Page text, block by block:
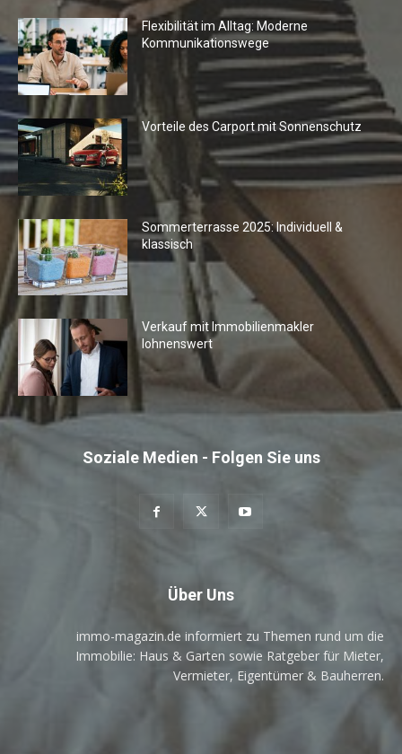
Flexibilität im Alltag: Moderne
Kommunikationswege
Vorteile des Carport mit Sonnenschutz
Sommerterrasse 2025: Individuell &
klassisch
Verkauf mit Immobilienmakler
lohnenswert
Soziale Medien - Folgen Sie uns
Über Uns
immo-magazin.de informiert zu Themen rund um die
Immobilie: Haus & Garten sowie Ratgeber für Mieter,
Vermieter, Eigentümer & Bauherren.